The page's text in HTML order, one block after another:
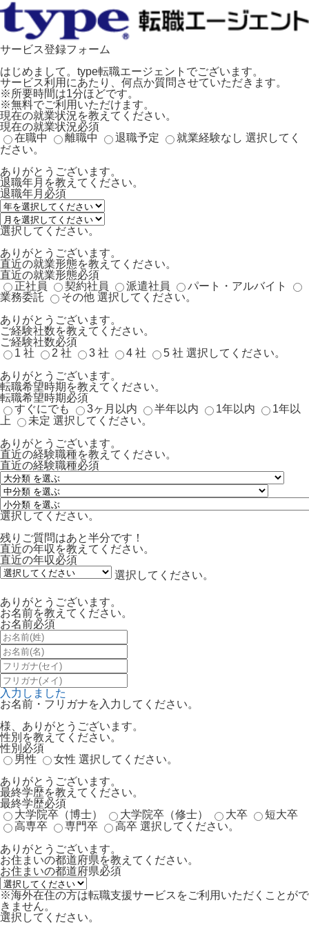
サービス登録フォーム
はじめまして。type転職エージェントでございます。
サービス利用にあたり、何点か質問させていただきます。
※所要時間は1分ほどです。
※無料でご利用いただけます。
現在の就業状況を教えてください。
現在の就業状況必須
在職中
離職中 退職予定 就業経験なし 選択してく
ださい。
ありがとうございます。
退職年月を教えてください。
退職年月 必須
選択してください。
ありがとうございます。
直近の就業形態を教えてください。
直近の就業形態必須
正社員
契約社員 派遣社員
パート・アルバイト
業務委託
その他 選択してください。
ありがとうございます。
ご経験社数を教えてください。
ご経験社数必須
1 社
2 社 3 社 4 社 5 社 選択してください。
ありがとうございます。
転職希望時期を教えてください。
転職希望時期必須
すぐにでも
3ヶ月以内 半年以内 1年以内
1年以
上
未定 選択してください。
ありがとうございます。
直近の経験職種を教えてください。
直近の経験職種必須
選択してください。
残りご質問はあと半分です！
直近の年収を教えてください。
直近の年収必須
選択してください。
ありがとうございます。
お名前を教えてください。
お名前必須
入力しました
お名前・フリガナを入力してください。
様、ありがとうございます。
性別を教えてください。
性別 必須
男性
女性 選択してください。
ありがとうございます。
最終学歴を教えてください。
最終学歴必須
大学院卒（博士）
大学院卒（修士） 大卒
短大卒
高専卒
専門卒 高卒 選択してください。
ありがとうございます。
お住まいの都道府県を教えてください。
お住まいの都道府県必須
※海外在住の方は転職支援サービスをご利用いただくことがで
きません。
選択してください。